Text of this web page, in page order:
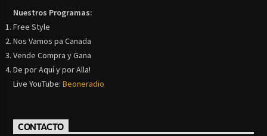
Nuestros Programas:
Free Style
Nos Vamos pa Canada
Vende Compra y Gana
De por Aquí y por Alla!
Live YouTube:Beoneradio
CONTACTO